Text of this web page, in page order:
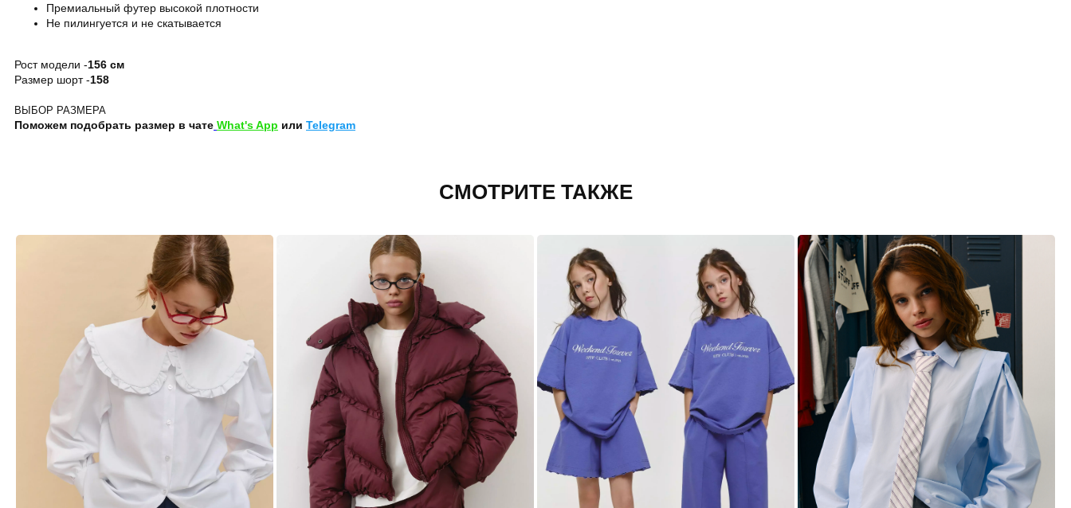
Премиальный футер высокой плотности
Не пилингуется и не скатывается
Рост модели -156 см
Размер шорт -158
ВЫБОР РАЗМЕРА
Поможем подобрать размер в чате What's App или Telegram
СМОТРИТЕ ТАКЖЕ